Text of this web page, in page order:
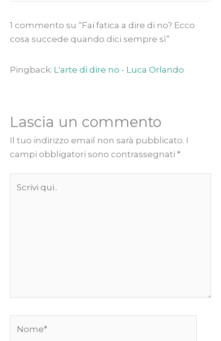
1 commento su “Fai fatica a dire di no? Ecco
cosa succede quando dici sempre sì”
Pingback: L'arte di dire no - Luca Orlando
Lascia un commento
Il tuo indirizzo email non sarà pubblicato. I
campi obbligatori sono contrassegnati *